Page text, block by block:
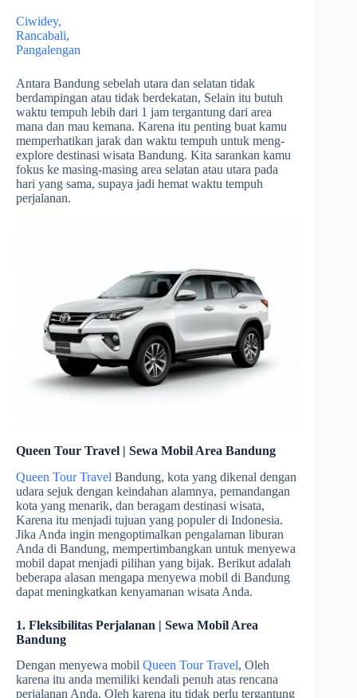
Ciwidey,
Rancabali,
Pangalengan
Antara Bandung sebelah utara dan selatan tidak
berdampingan atau tidak berdekatan, Selain itu butuh
waktu tempuh lebih dari 1 jam tergantung dari area
mana dan mau kemana. Karena itu penting buat kamu
memperhatikan jarak dan waktu tempuh untuk meng-
explore destinasi wisata Bandung. Kita sarankan kamu
fokus ke masing-masing area selatan atau utara pada
hari yang sama, supaya jadi hemat waktu tempuh
perjalanan.
Queen Tour Travel | Sewa Mobil Area Bandung
Queen Tour Travel Bandung, kota yang dikenal dengan
udara sejuk dengan keindahan alamnya, pemandangan
kota yang menarik, dan beragam destinasi wisata,
Karena itu menjadi tujuan yang populer di Indonesia.
Jika Anda ingin mengoptimalkan pengalaman liburan
Anda di Bandung, mempertimbangkan untuk menyewa
mobil dapat menjadi pilihan yang bijak. Berikut adalah
beberapa alasan mengapa menyewa mobil di Bandung
dapat meningkatkan kenyamanan wisata Anda.
1. Fleksibilitas Perjalanan | Sewa Mobil Area
Bandung
Dengan menyewa mobil Queen Tour Travel, Oleh
karena itu anda memiliki kendali penuh atas rencana
perjalanan Anda. Oleh karena itu tidak perlu tergantung